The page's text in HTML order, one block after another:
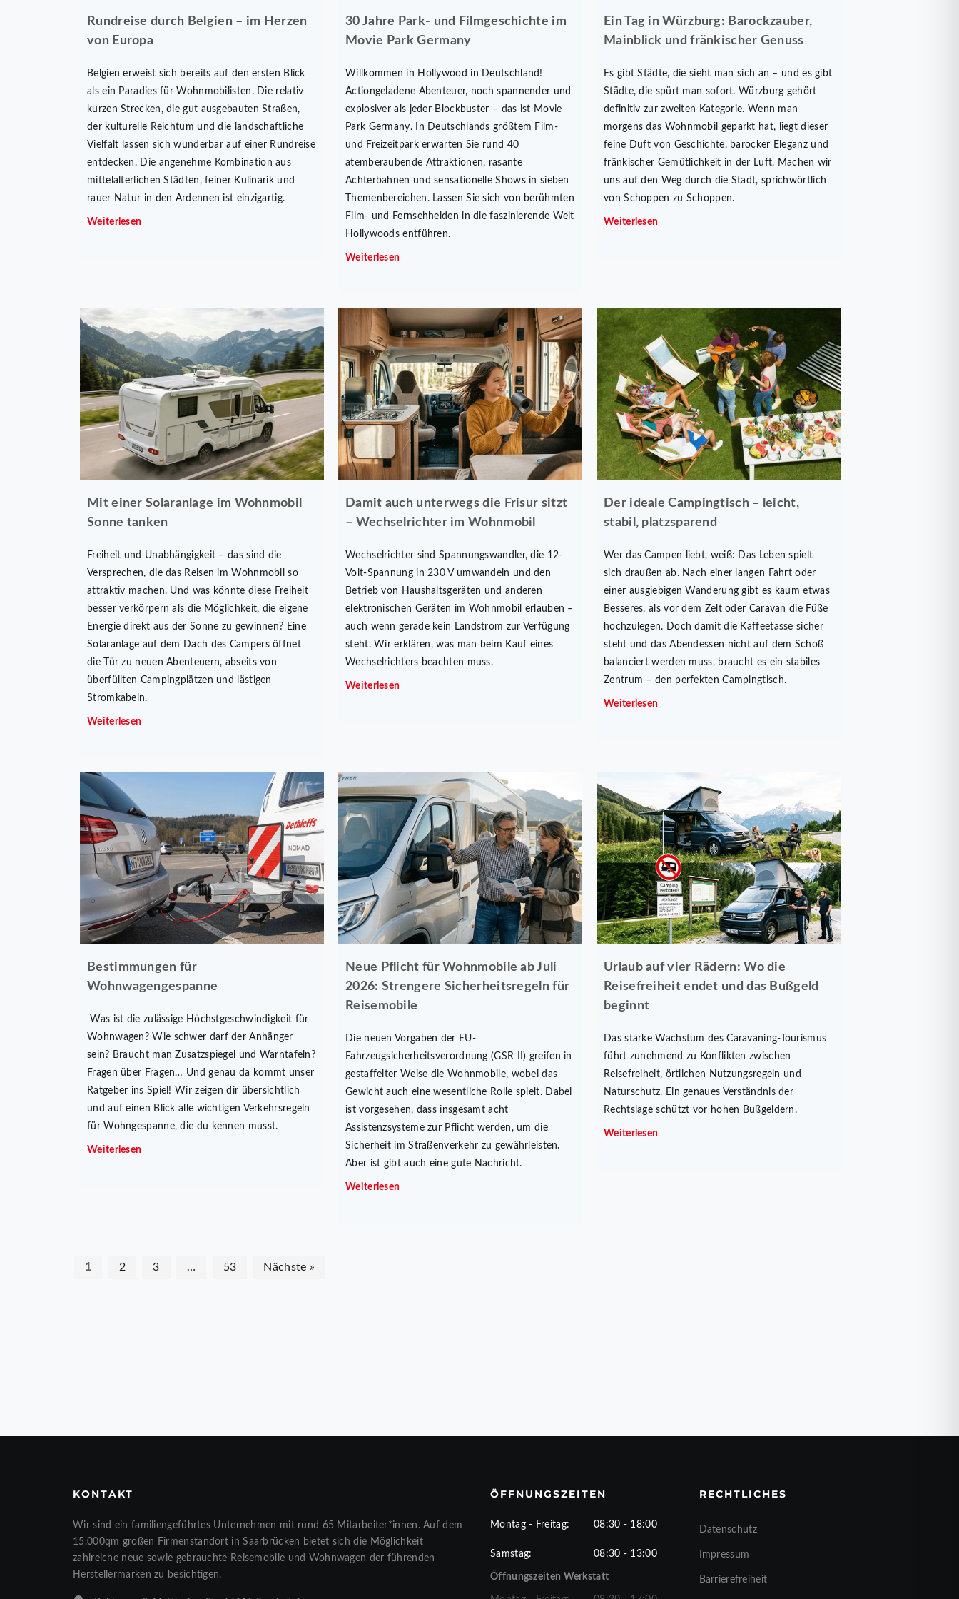
Rundreise durch Belgien – im Herzen
von Europa
Belgien erweist sich bereits auf den ersten Blick
als ein Paradies für Wohnmobilisten. Die relativ
kurzen Strecken, die gut ausgebauten Straßen,
der kulturelle Reichtum und die landschaftliche
Vielfalt lassen sich wunderbar auf einer Rundreise
entdecken. Die angenehme Kombination aus
mittelalterlichen Städten, feiner Kulinarik und
rauer Natur in den Ardennen ist einzigartig.
Weiterlesen
30 Jahre Park- und Filmgeschichte im
Movie Park Germany
Willkommen in Hollywood in Deutschland!
Actiongeladene Abenteuer, noch spannender und
explosiver als jeder Blockbuster – das ist Movie
Park Germany. In Deutschlands größtem Film-
und Freizeitpark erwarten Sie rund 40
atemberaubende Attraktionen, rasante
Achterbahnen und sensationelle Shows in sieben
Themenbereichen. Lassen Sie sich von berühmten
Film- und Fernsehhelden in die faszinierende Welt
Hollywoods entführen.
Weiterlesen
Ein Tag in Würzburg: Barockzauber,
Mainblick und fränkischer Genuss
Es gibt Städte, die sieht man sich an – und es gibt
Städte, die spürt man sofort. Würzburg gehört
definitiv zur zweiten Kategorie. Wenn man
morgens das Wohnmobil geparkt hat, liegt dieser
feine Duft von Geschichte, barocker Eleganz und
fränkischer Gemütlichkeit in der Luft. Machen wir
uns auf den Weg durch die Stadt, sprichwörtlich
von Schoppen zu Schoppen.
Weiterlesen
Mit einer Solaranlage im Wohnmobil
Sonne tanken
Freiheit und Unabhängigkeit – das sind die
Versprechen, die das Reisen im Wohnmobil so
attraktiv machen. Und was könnte diese Freiheit
besser verkörpern als die Möglichkeit, die eigene
Energie direkt aus der Sonne zu gewinnen? Eine
Solaranlage auf dem Dach des Campers öffnet
die Tür zu neuen Abenteuern, abseits von
überfüllten Campingplätzen und lästigen
Stromkabeln.
Weiterlesen
Damit auch unterwegs die Frisur sitzt
– Wechselrichter im Wohnmobil
Wechselrichter sind Spannungswandler, die 12-
Volt-Spannung in 230 V umwandeln und den
Betrieb von Haushaltsgeräten und anderen
elektronischen Geräten im Wohnmobil erlauben –
auch wenn gerade kein Landstrom zur Verfügung
steht. Wir erklären, was man beim Kauf eines
Wechselrichters beachten muss.
Weiterlesen
Der ideale Campingtisch – leicht,
stabil, platzsparend
Wer das Campen liebt, weiß: Das Leben spielt
sich draußen ab. Nach einer langen Fahrt oder
einer ausgiebigen Wanderung gibt es kaum etwas
Besseres, als vor dem Zelt oder Caravan die Füße
hochzulegen. Doch damit die Kaffeetasse sicher
steht und das Abendessen nicht auf dem Schoß
balanciert werden muss, braucht es ein stabiles
Zentrum – den perfekten Campingtisch.
Weiterlesen
Bestimmungen für
Wohnwagengespanne
Was ist die zulässige Höchstgeschwindigkeit für
Wohnwagen? Wie schwer darf der Anhänger
sein? Braucht man Zusatzspiegel und Warntafeln?
Fragen über Fragen… Und genau da kommt unser
Ratgeber ins Spiel! Wir zeigen dir übersichtlich
und auf einen Blick alle wichtigen Verkehrsregeln
für Wohngespanne, die du kennen musst.
Weiterlesen
Neue Pflicht für Wohnmobile ab Juli
2026: Strengere Sicherheitsregeln für
Reisemobile
Die neuen Vorgaben der EU-
Fahrzeugsicherheitsverordnung (GSR II) greifen in
gestaffelter Weise die Wohnmobile, wobei das
Gewicht auch eine wesentliche Rolle spielt. Dabei
ist vorgesehen, dass insgesamt acht
Assistenzsysteme zur Pflicht werden, um die
Sicherheit im Straßenverkehr zu gewährleisten.
Aber ist gibt auch eine gute Nachricht.
Weiterlesen
Urlaub auf vier Rädern: Wo die
Reisefreiheit endet und das Bußgeld
beginnt
Das starke Wachstum des Caravaning-Tourismus
führt zunehmend zu Konflikten zwischen
Reisefreiheit, örtlichen Nutzungsregeln und
Naturschutz. Ein genaues Verständnis der
Rechtslage schützt vor hohen Bußgeldern.
Weiterlesen
1 2 3 … 53 Nächste »
KONTAKT
Wir sind ein familiengeführtes Unternehmen mit rund 65 Mitarbeiter*innen. Auf dem
15.000qm großen Firmenstandort in Saarbrücken bietet sich die Möglichkeit
zahlreiche neue sowie gebrauchte Reisemobile und Wohnwagen der führenden
Herstellermarken zu besichtigen.
ÖFFNUNGSZEITEN
Montag - Freitag: 08:30 - 18:00
Samstag: 08:30 - 13:00
Öffnungszeiten Werkstatt
RECHTLICHES
Datenschutz
Impressum
Barrierefreiheit